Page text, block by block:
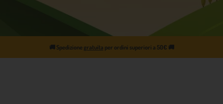
🚚 Spedizione gratuita per ordini superiori a 50€ 🚚